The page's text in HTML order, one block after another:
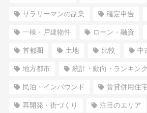
サラリーマンの副業 確定申告
一棟・戸建物件 ローン・融資
首都圏 土地 比較 中
地方都市 統計・動向・ランキン
民泊・インバウンド 賃貸併用住宅
再開発・街づくり 注目のエリア